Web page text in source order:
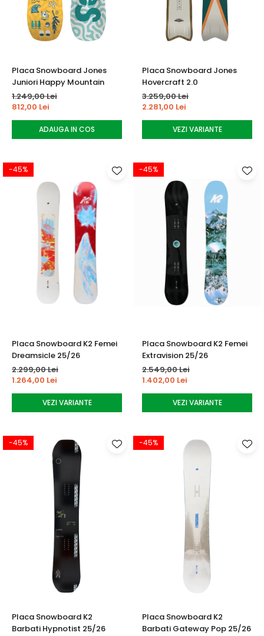
Pantaloni outdoor
Sosete Outdoor
Sepci
Bustiere
Underwear
Placa Snowboard Jones
Juniori Happy Mountain
1.249,00 Lei
812,00 Lei
ADAUGA IN COS
Placa Snowboard Jones
Hovercraft 2.0
3.259,00 Lei
2.281,00 Lei
VEZI VARIANTE
-45%
Placa Snowboard K2 Femei
Dreamsicle 25/26
2.299,00 Lei
1.264,00 Lei
VEZI VARIANTE
-45%
Placa Snowboard K2 Femei
Extravision 25/26
2.549,00 Lei
1.402,00 Lei
VEZI VARIANTE
-45%
Placa Snowboard K2
Barbati Hypnotist 25/26
-45%
Placa Snowboard K2
Barbati Gateway Pop 25/26